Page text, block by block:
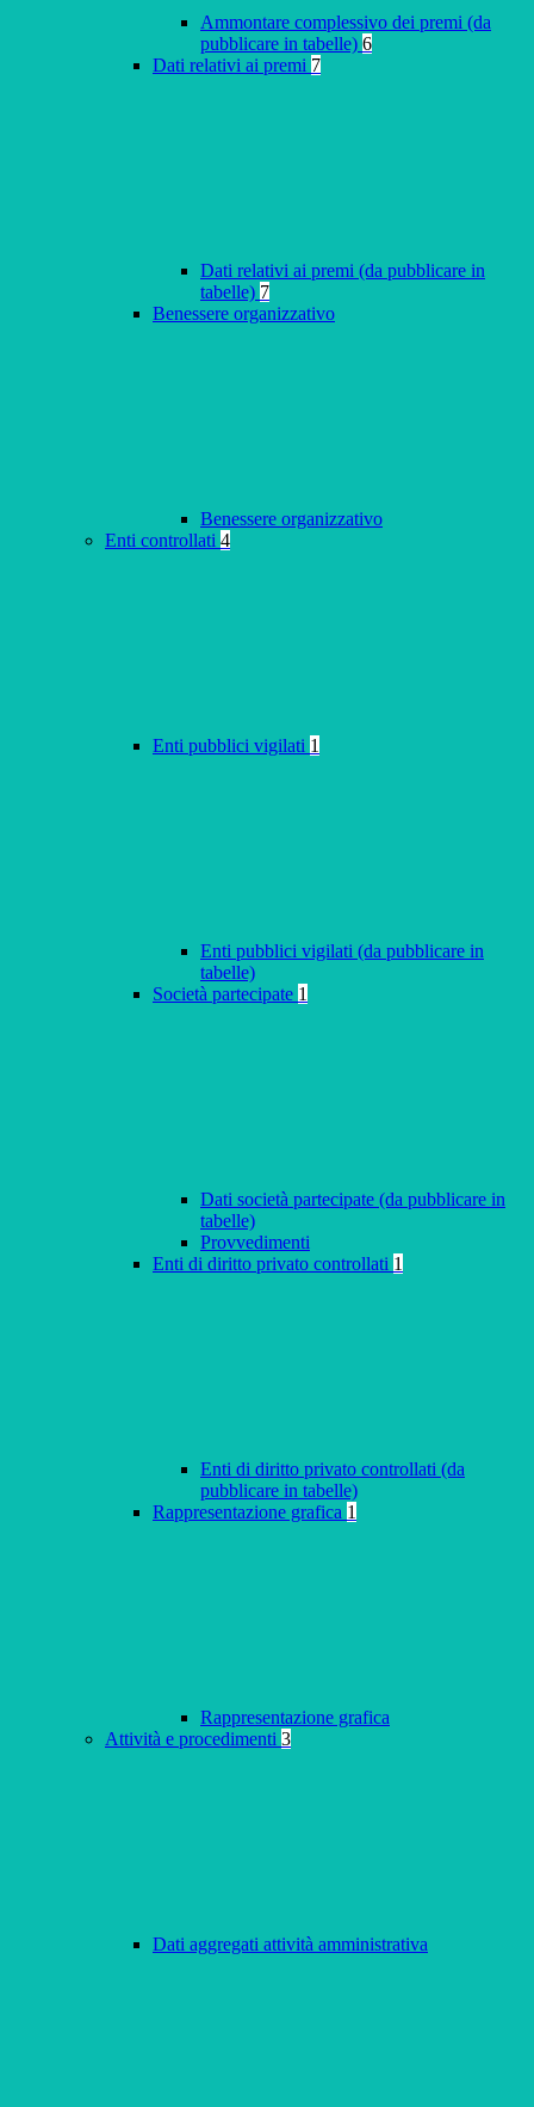
Ammontare complessivo dei premi (da
pubblicare in tabelle) 6
Dati relativi ai premi 7
Dati relativi ai premi (da pubblicare in
tabelle) 7
Benessere organizzativo
Benessere organizzativo
Enti controllati 4
Enti pubblici vigilati 1
Enti pubblici vigilati (da pubblicare in
tabelle)
Società partecipate 1
Dati società partecipate (da pubblicare in
tabelle)
Provvedimenti
Enti di diritto privato controllati 1
Enti di diritto privato controllati (da
pubblicare in tabelle)
Rappresentazione grafica 1
Rappresentazione grafica
Attività e procedimenti 3
Dati aggregati attività amministrativa